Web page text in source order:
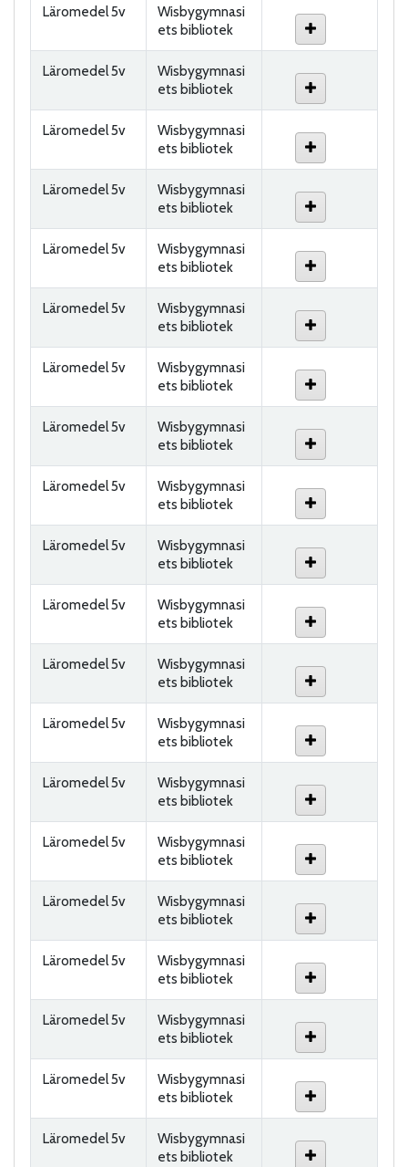
Läromedel 5v
Wisbygymnasi
ets bibliotek
Läromedel 5v
Wisbygymnasi
ets bibliotek
Läromedel 5v
Wisbygymnasi
ets bibliotek
Läromedel 5v
Wisbygymnasi
ets bibliotek
Läromedel 5v
Wisbygymnasi
ets bibliotek
Läromedel 5v
Wisbygymnasi
ets bibliotek
Läromedel 5v
Wisbygymnasi
ets bibliotek
Läromedel 5v
Wisbygymnasi
ets bibliotek
Läromedel 5v
Wisbygymnasi
ets bibliotek
Läromedel 5v
Wisbygymnasi
ets bibliotek
Läromedel 5v
Wisbygymnasi
ets bibliotek
Läromedel 5v
Wisbygymnasi
ets bibliotek
Läromedel 5v
Wisbygymnasi
ets bibliotek
Läromedel 5v
Wisbygymnasi
ets bibliotek
Läromedel 5v
Wisbygymnasi
ets bibliotek
Läromedel 5v
Wisbygymnasi
ets bibliotek
Läromedel 5v
Wisbygymnasi
ets bibliotek
Läromedel 5v
Wisbygymnasi
ets bibliotek
Läromedel 5v
Wisbygymnasi
ets bibliotek
Läromedel 5v
Wisbygymnasi
ets bibliotek